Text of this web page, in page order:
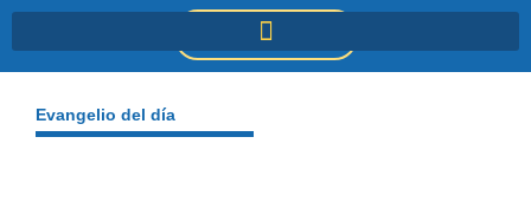
DONACIONES
Evangelio del día